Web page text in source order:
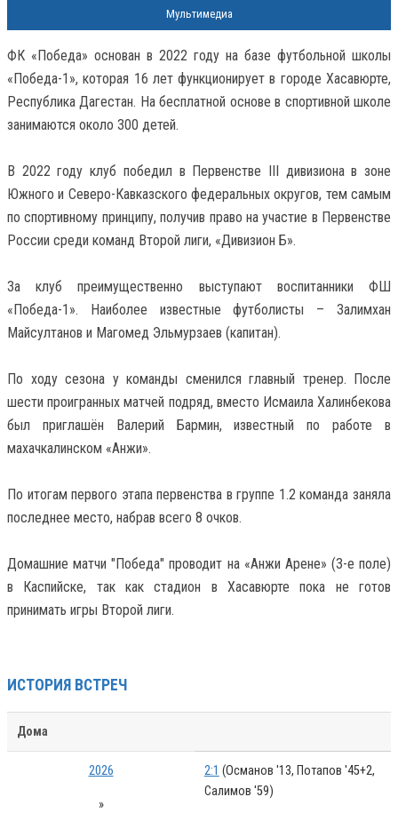
Мультимедиа
ФК «Победа» основан в 2022 году на базе футбольной школы
«Победа-1», которая 16 лет функционирует в городе Хасавюрте,
Республика Дагестан. На бесплатной основе в спортивной школе
занимаются около 300 детей.
В 2022 году клуб победил в Первенстве III дивизиона в зоне
Южного и Северо-Кавказского федеральных округов, тем самым
по спортивному принципу, получив право на участие в Первенстве
России среди команд Второй лиги, «Дивизион Б».
За клуб преимущественно выступают воспитанники ФШ
«Победа-1». Наиболее известные футболисты – Залимхан
Майсултанов и Магомед Эльмурзаев (капитан).
По ходу сезона у команды сменился главный тренер. После
шести проигранных матчей подряд, вместо Исмаила Халинбекова
был приглашён Валерий Бармин, известный по работе в
махачкалинском «Анжи».
По итогам первого этапа первенства в группе 1.2 команда заняла
последнее место, набрав всего 8 очков.
Домашние матчи "Победа" проводит на «Анжи Арене» (3-е поле)
в Каспийске, так как стадион в Хасавюрте пока не готов
принимать игры Второй лиги.
ИСТОРИЯ ВСТРЕЧ
Дома
2026
»
2:1 (Османов '13, Потапов '45+2,
Салимов '59)